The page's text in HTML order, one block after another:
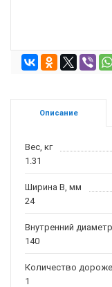
Описание
Вес, кг
1.31
Ширина B, мм
24
Внутренний
140
Количество
1